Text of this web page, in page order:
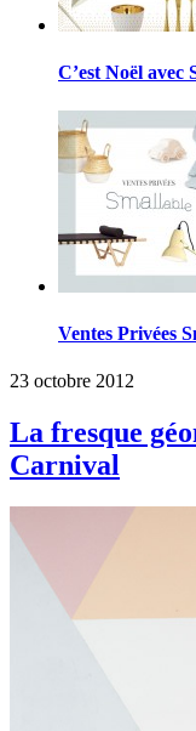
C’est Noël avec
Ventes Privées
23 octobre 2012
La fresque
Carnival